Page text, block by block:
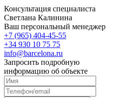
Консультация специалиста
Светлана Калинина
Ваш персональный менеджер
+7 (965) 404-45-55
+34 930 10 75 75
info@barcelona.ru
Запросить подробную
информацию об объекте